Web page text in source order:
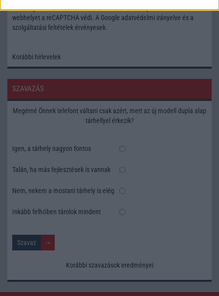
Elfogadom azAdatvédelmi és Adatkezelési TájékoztatótEzt a
webhelyet a reCAPTCHA védi. A Google adatvédelmi irányelve és a
szolgáltatási feltételek érvényesek.
Korábbi hírlevelek
SZAVAZÁS
Megérné Önnek telefont váltani csak azért, mert az új modell dupla alap
tárhellyel érkezik?
Igen, a tárhely nagyon fontos
Talán, ha más fejlesztések is vannak
Nem, nekem a mostani tárhely is elég
Inkább felhőben tárolok mindent
Korábbi szavazások eredményei